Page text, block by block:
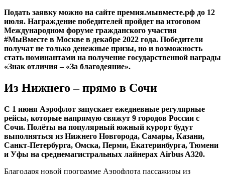
Подать заявку можно на сайте премия.мывместе.рф до 12
июля. Награждение победителей пройдет на итоговом
Международном форуме гражданского участия
#МыВместе в Москве в декабре 2022 года. Победители
получат не только денежные призы, но и возможность
стать номинантами на получение государственной награды
«Знак отличия – «За благодеяние».
Из Нижнего – прямо в Сочи
С 1 июня Аэрофлот запускает ежедневные регулярные
рейсы, которые напрямую свяжут 9 городов России с
Сочи. Полёты на популярный южный курорт будут
выполняться из Нижнего Новгорода, Самары, Казани,
Санкт-Петербурга, Омска, Перми, Екатеринбурга, Тюмени
и Уфы на среднемагистральных лайнерах Airbus A320.
Благодаря новой программе Аэрофлота пассажиры из